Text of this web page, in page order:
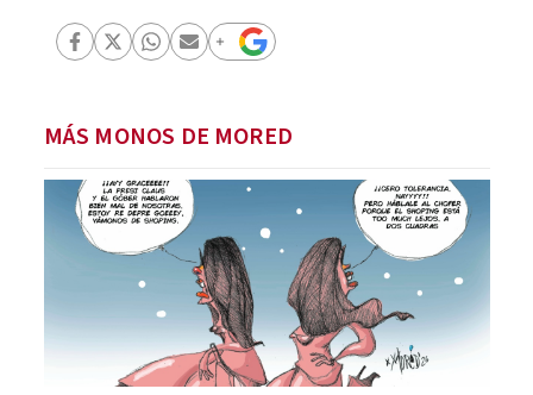
MÁS MONOS DE MORED